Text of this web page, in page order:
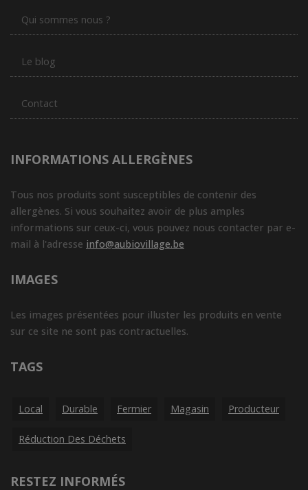
Qui sommes nous ?
Le blog
Contact
INFORMATIONS ALLERGÈNES
Tous nos produits sont susceptibles de contenir des
allergènes. Si vous souhaitez avoir de plus amples
informations sur ceux-ci, vous pouvez nous contacter par e-
mail à l'adresse info@aubiovillage.be
IMAGES
Les images présentées pour illuster les produits en vente
sur ce site ne sont pas contractuelles.
TAGS
Local Durable Fermier Magasin Producteur
Réduction Des Déchets
RESTEZ INFORMÉS